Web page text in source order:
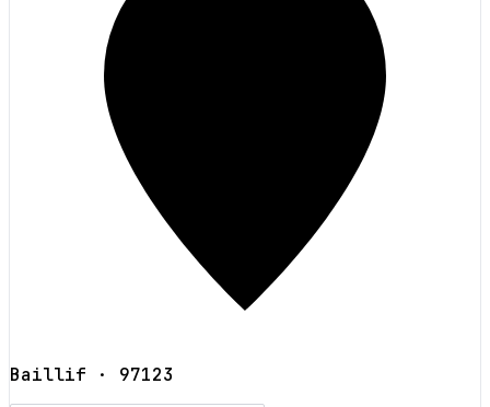
Baillif · 97123